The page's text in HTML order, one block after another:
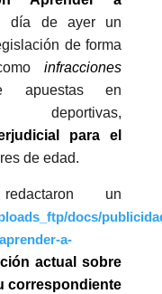
día de ayer un
de forma
infracciones
en
para el
de edad.
un
docs/
a-
actual sobre
correspondiente